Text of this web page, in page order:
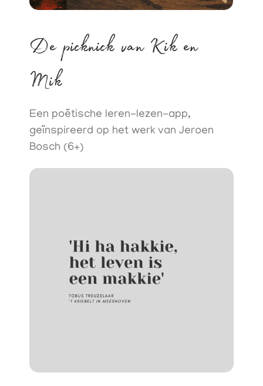
De picknick van Kik en
Mik
Een poëtische leren-lezen-app,
geïnspireerd op het werk van Jeroen
Bosch (6+)